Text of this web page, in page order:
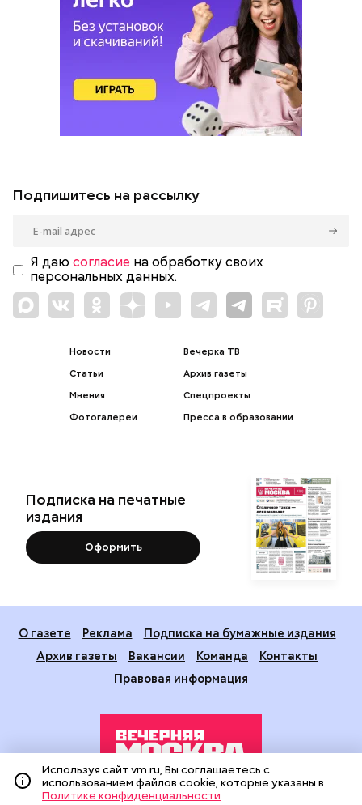
Подпишитесь на рассылку
Я даю согласие на обработку своих
персональных данных.
Новости
Статьи
Мнения
Фотогалереи
Вечерка ТВ
Архив газеты
Спецпроекты
Пресса в образовании
Подписка на печатные
издания
Оформить
О газете Реклама
Подписка на бумажные издания
Архив газеты
Вакансии Команда
Контакты
Правовая информация
Используя сайт vm.ru, Вы соглашаетесь с
использованием файлов cookie, которые указаны в
Политике конфиденциальности